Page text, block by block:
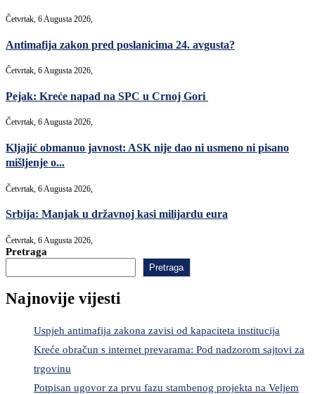
Četvrtak, 6 Augusta 2026,
Antimafija zakon pred poslanicima 24. avgusta?
Četvrtak, 6 Augusta 2026,
Pejak: Kreće napad na SPC u Crnoj Gori
Četvrtak, 6 Augusta 2026,
Kljajić obmanuo javnost: ASK nije dao ni usmeno ni pisano
mišljenje o...
Četvrtak, 6 Augusta 2026,
Srbija: Manjak u državnoj kasi milijardu eura
Četvrtak, 6 Augusta 2026,
Pretraga
Pretraga
Najnovije vijesti
Uspjeh antimafija zakona zavisi od kapaciteta institucija
Kreće obračun s internet prevarama: Pod nadzorom sajtovi za
trgovinu
Potpisan ugovor za prvu fazu stambenog projekta na Veljem